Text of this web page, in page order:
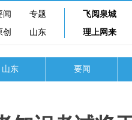
闻
专题
创 山东
飞阅泉城
理上网来
山东 要闻